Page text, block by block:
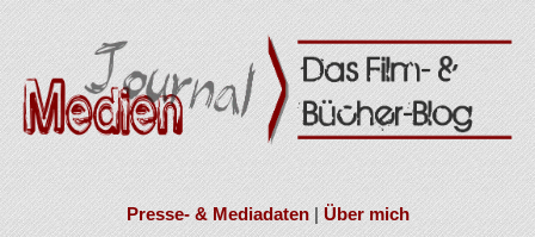
Presse- & Mediadaten|Über mich